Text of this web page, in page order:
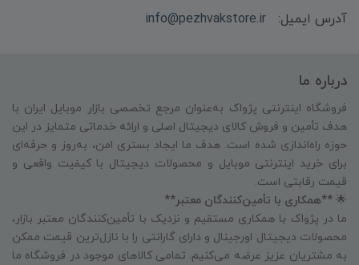
آدرس ایمیل:
info@pezhvakstore.ir
درباره ما
فروشگاه اینترنتی پژواک به‌عنوان مرجع تخصصی بازار موبایل ایران با
هدف تأمین و فروش کالای دیجیتال اصلی و ارائه خدماتی متمایز در این
حوزه راه‌اندازی شده است. هدف ما ایجاد بستری امن، به‌روز و حرفه‌ای
برای خرید اینترنتی موبایل و محصولات دیجیتال با کیفیت واقعی و
قیمت رقابتی است.
🌟 **همکاری با تأمین‌کنندگان معتبر**
ما در پژواک با همکاری مستقیم و نزدیک با تأمین‌کنندگان معتبر بازار،
محصولات دیجیتال اورجینال و دارای گارانتی را با نازل‌ترین قیمت ممکن
به مشتریان عزیز عرضه می‌کنیم. تمامی کالاهای موجود در فروشگاه ما